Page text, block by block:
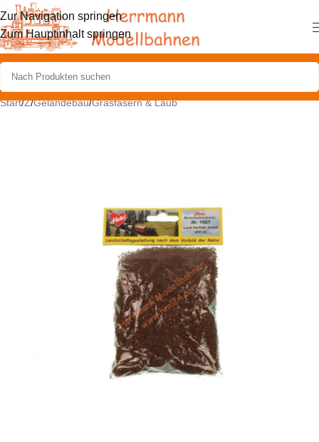
Zur Navigation springen
Zum Hauptinhalt springen
Start/Z/Geländebau/Grasfasern & Laub